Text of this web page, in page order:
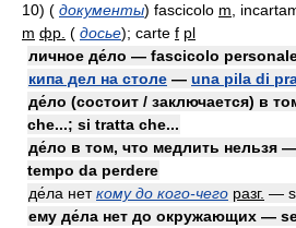
10) ( документы) fascicolo m ,
m фр. ( досье); carte f pl
личное де́ло — fascicolo
кипа дел на столе — una pila di
де́ло (состоит / заключается) в
che...; si tratta che...
де́ло в том, что медлить нельзя
tempo da perdere
де́ла неткому до кого-чего разг. —
ему де́ла нет до окружающих —